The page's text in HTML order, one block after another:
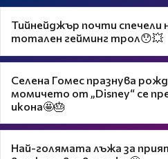
Тийнейджър почти спечели
тотален гейминг трол😯💥
Селена Гомес празнува
момичето от „Disney“ се
икона🤩🎂
Най-голямата лъжа за